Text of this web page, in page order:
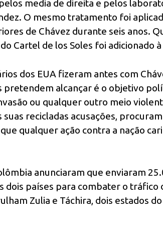
media de direita e pelos
O mesmo tratamento foi
de Chávez durante seis anos.
Cartel de los Soles foi adicionado
dos EUA fizeram antes com
pretendem alcançar é o objetivo
ou qualquer outro meio
suas recicladas acusações,
qualquer ação contra a nação
anunciaram que enviaram
dois países para combater o tráfico
Zulia e Táchira, dois estados